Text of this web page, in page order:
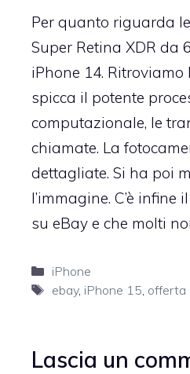
Per quanto riguarda
Super Retina XDR da
iPhone 14.
spicca il potente
computazionale, le
chiamate. La
dettagliate. Si ha poi
l’immagine. C’è
su eBay e che molti
Categorie
iPhone
Tag
ebay, iPhone 15 offerta
Lascia un